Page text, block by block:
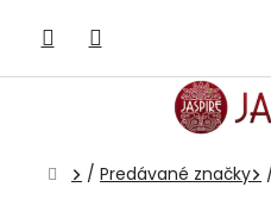
obsah
Domov
/ Predávané značky